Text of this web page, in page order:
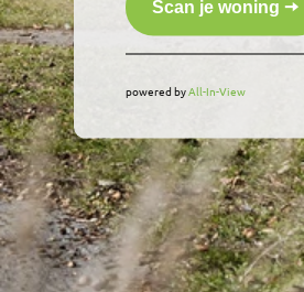
powered byAll-In-View